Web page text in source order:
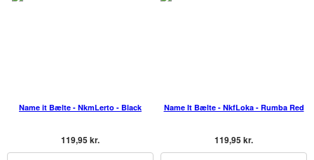
Name it Bælte - NkmLerto - Black
119,95 kr.
Name It Bælte - NkfLoka - Rumba Red
119,95 kr.